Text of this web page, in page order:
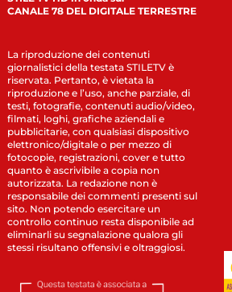
CANALE 78 DEL DIGITALE TERRESTRE
La riproduzione dei contenuti
giornalistici della testata STILETV è
riservata. Pertanto, è vietata la
riproduzione e l’uso, anche parziale, di
testi, fotografie, contenuti audio/video,
filmati, loghi, grafiche aziendali e
pubblicitarie, con qualsiasi dispositivo
elettronico/digitale o per mezzo di
fotocopie, registrazioni, cover e tutto
quanto è ascrivibile a copia non
autorizzata. La redazione non è
responsabile dei commenti presenti sul
sito. Non potendo esercitare un
controllo continuo resta disponibile ad
eliminarli su segnalazione qualora gli
stessi risultano offensivi e oltraggiosi.